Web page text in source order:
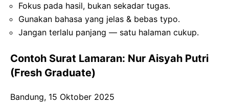
Fokus pada hasil, bukan sekadar tugas.
Gunakan bahasa yang jelas & bebas typo.
Jangan terlalu panjang — satu halaman cukup.
Contoh Surat Lamaran: Nur Aisyah Putri
(Fresh Graduate)
Bandung, 15 Oktober 2025